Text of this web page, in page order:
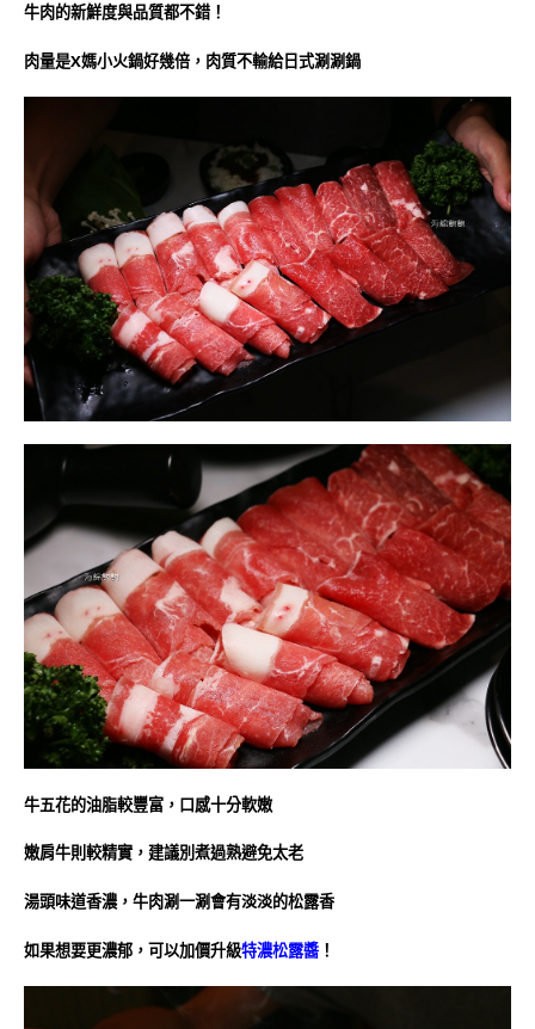
牛肉的新鮮度與品質都不錯！
肉量是X媽小火鍋好幾倍，肉質不輸給日式涮涮鍋
牛五花的油脂較豐富，口感十分軟嫩
嫩肩牛則較精實，建議別煮過熟避免太老
湯頭味道香濃，牛肉涮一涮會有淡淡的松露香
如果想要更濃郁，可以加價升級特濃松露醬 ！